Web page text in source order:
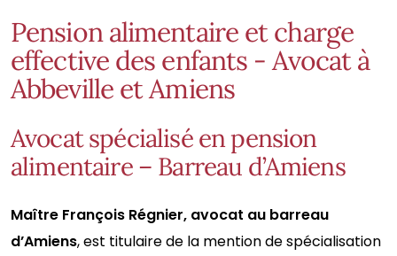
Pension alimentaire et charge
effective des enfants - Avocat à
Abbeville et Amiens
Avocat spécialisé en pension
alimentaire – Barreau d’Amiens
Maître François Régnier, avocat au barreau
d’Amiens, est titulaire de la mention de spécialisation